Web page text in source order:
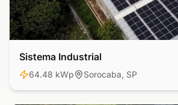
Industrial
Sistema Industrial
64.48 kWp Sorocaba, SP